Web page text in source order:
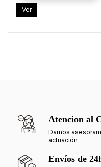
Ver
Atencion al
Damos
actuación
Envíos de